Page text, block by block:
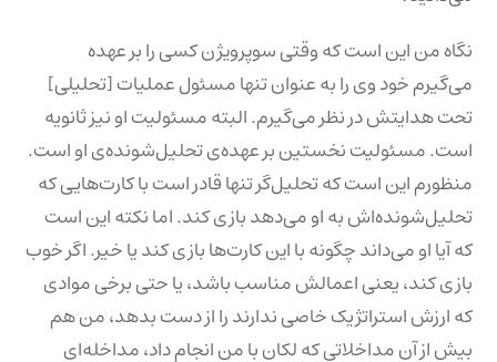
نگاه من این است که وقتی سوپرویژن کسی را بر عهده
می‌گیرم خود وی را به عنوان تنها مسئول عملیات [تحلیلی]
تحت هدایتش در نظر می‌گیرم. البته مسئولیت او نیز ثانویه
است. مسئولیت نخستین بر عهده‌ی تحلیل‌شونده‌ی او است.
منظورم این است که تحلیل‌گر تنها قادر است با کارت‌هایی که
تحلیل‌شونده‌اش به او می‌دهد بازی کند. اما نکته این است
که آیا او می‌داند چگونه با این کارت‌ها بازی کند یا خیر. اگر خوب
بازی کند، یعنی اعمالش مناسب باشد، یا حتی برخی موادی
که ارزش استراتژیک خاصی ندارند را از دست بدهد، من هم
بیش از آن مداخلاتی که لکان با من انجام داد، مداخله‌ای